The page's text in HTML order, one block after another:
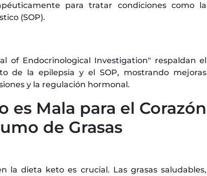
para tratar condiciones como la
(SOP).
of Endocrinological Investigation" respaldan el
de la epilepsia y el SOP, mostrando mejoras
y la regulación hormonal.
es Mala para el Corazón
de Grasas
la dieta keto es crucial. Las grasas saludables,